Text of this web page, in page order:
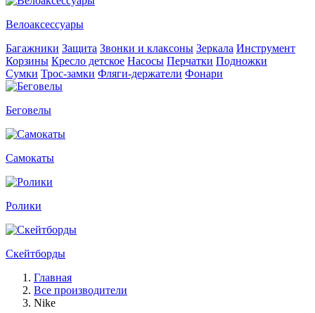
Велоаксессуары
Багажники Защита Звонки и клаксоны Зеркала Инструмент
Корзины Кресло детское Насосы Перчатки Подножки
Сумки Трос-замки Фляги-держатели Фонари
Беговелы
Самокаты
Ролики
Скейтборды
Главная
Все производители
Nike